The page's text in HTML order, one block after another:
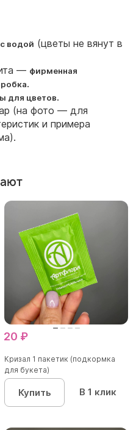
водой (цветы не вянут в
— фирменная
.
для цветов.
(на фото — для
и примера
20 ₽
Кризал 1 пакетик (подкормка
для букета)
Купить В 1 клик